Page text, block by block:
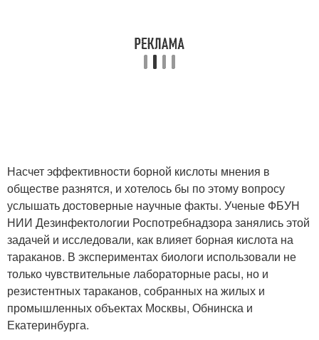
Насчет эффективности борной кислоты мнения в
обществе разнятся, и хотелось бы по этому вопросу
услышать достоверные научные факты. Ученые ФБУН
НИИ Дезинфектологии Роспотребнадзора занялись этой
задачей и исследовали, как влияет борная кислота на
тараканов. В экспериментах биологи использовали не
только чувствительные лабораторные расы, но и
резистентных тараканов, собранных на жилых и
промышленных объектах Москвы, Обнинска и
Екатеринбурга.